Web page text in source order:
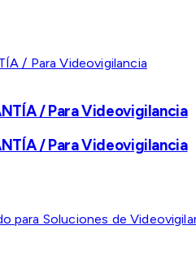
/ Para Videovigilancia
/ Para Videovigilancia